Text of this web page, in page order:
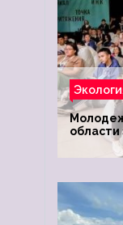
области